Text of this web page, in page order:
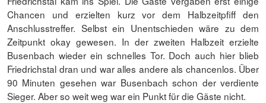
Chancen und erzielten kurz vor dem Halbzeitpfiff den
Anschlusstreffer. Selbst ein Unentschieden wäre zu dem
Zeitpunkt okay gewesen. In der zweiten Halbzeit erzielte
Busenbach wieder ein schnelles Tor. Doch auch hier blieb
Friedrichstal dran und war alles andere als chancenlos. Über
90 Minuten gesehen war Busenbach schon der verdiente
Sieger. Aber so weit weg war ein Punkt für die Gäste nicht.